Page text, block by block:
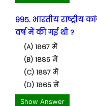
995. भारतीय राष्ट्रीय
वर्ष में की गई थी ?
(A) 1867 में
(B) 1885 में
(C) 1887 में
(D) 1865 में
Show Answer